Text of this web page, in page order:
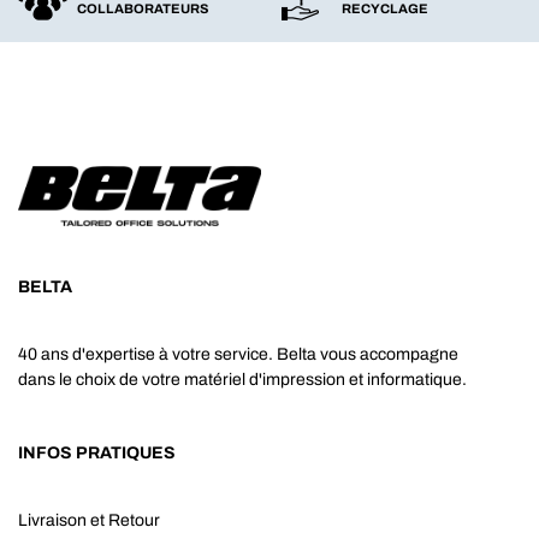
COLLABORATEURS RECYCLAGE
BELTA
40 ans d'expertise à votre service. Belta vous accompagne
dans le choix de votre matériel d'impression et informatique.
INFOS PRATIQUES
Livraison et Retour